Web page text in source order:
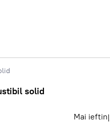
solid
Mai ieftin|